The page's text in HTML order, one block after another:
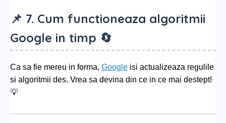
📌 7. Cum functioneaza algoritmii
Google in timp 🔄
Ca sa fie mereu in forma, Google isi actualizeaza regulile
si algoritmii des. Vrea sa devina din ce in ce mai destept!
💡